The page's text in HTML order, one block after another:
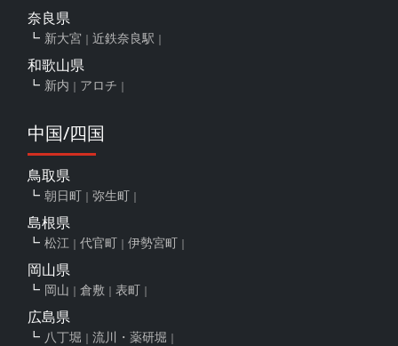
奈良県
新大宮 近鉄奈良駅
和歌山県
新内 アロチ
中国/四国
鳥取県
朝日町 弥生町
島根県
松江 代官町 伊勢宮町
岡山県
岡山 倉敷 表町
広島県
八丁堀 流川・薬研堀